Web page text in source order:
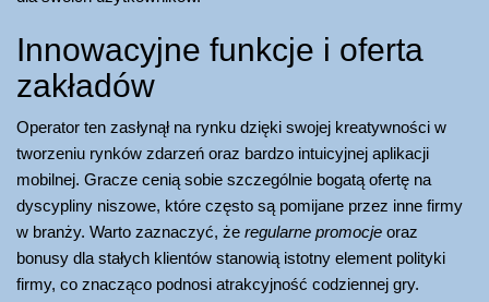
Innowacyjne funkcje i oferta
zakładów
Operator ten zasłynął na rynku dzięki swojej kreatywności w
tworzeniu rynków zdarzeń oraz bardzo intuicyjnej aplikacji
mobilnej. Gracze cenią sobie szczególnie bogatą ofertę na
dyscypliny niszowe, które często są pomijane przez inne firmy
w branży. Warto zaznaczyć, że regularne promocje oraz
bonusy dla stałych klientów stanowią istotny element polityki
firmy, co znacząco podnosi atrakcyjność codziennej gry.